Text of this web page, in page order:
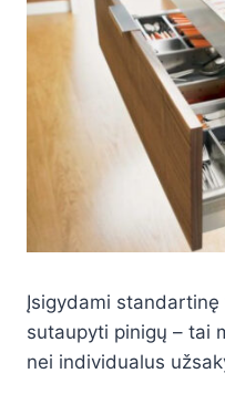
Įsigydami
sutaupyti pinigų – tai
nei individualus